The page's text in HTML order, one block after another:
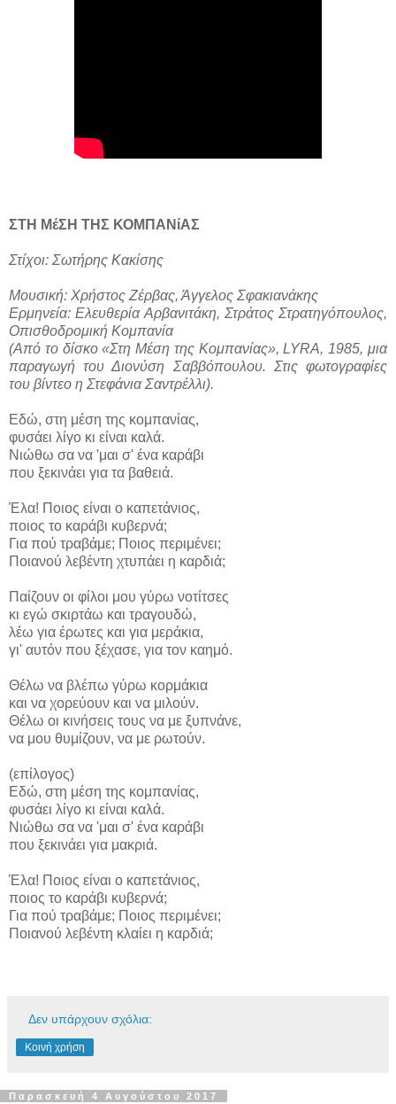
ΣΤΗ ΜέΣΗ ΤΗΣ ΚΟΜΠΑΝίΑΣ
Στίχοι: Σωτήρης Κακίσης
Μουσική: Χρήστος Ζέρβας, Άγγελος Σφακιανάκης
Ερμηνεία: Ελευθερία Αρβανιτάκη, Στράτος Στρατηγόπουλος,
Οπισθοδρομική Κομπανία
(Από το δίσκο «Στη Μέση της Κομπανίας», LYRA, 1985, μια
παραγωγή του Διονύση Σαββόπουλου. Στις φωτογραφίες
του βίντεο η Στεφάνια Σαντρέλλι).
Εδώ, στη μέση της κομπανίας,
φυσάει λίγο κι είναι καλά.
Νιώθω σα να 'μαι σ' ένα καράβι
που ξεκινάει για τα βαθειά.
Έλα! Ποιος είναι ο καπετάνιος,
ποιος το καράβι κυβερνά;
Για πού τραβάμε; Ποιος περιμένει;
Ποιανού λεβέντη χτυπάει η καρδιά;
Παίζουν οι φίλοι μου γύρω νοτίτσες
κι εγώ σκιρτάω και τραγουδώ,
λέω για έρωτες και για μεράκια,
γι' αυτόν που ξέχασε, για τον καημό.
Θέλω να βλέπω γύρω κορμάκια
και να χορεύουν και να μιλούν.
Θέλω οι κινήσεις τους να με ξυπνάνε,
να μου θυμίζουν, να με ρωτούν.
(επίλογος)
Εδώ, στη μέση της κομπανίας,
φυσάει λίγο κι είναι καλά.
Νιώθω σα να 'μαι σ' ένα καράβι
που ξεκινάει για μακριά.
Έλα! Ποιος είναι ο καπετάνιος,
ποιος το καράβι κυβερνά;
Για πού τραβάμε; Ποιος περιμένει;
Ποιανού λεβέντη κλαίει η καρδιά;
Δεν υπάρχουν σχόλια:
Κοινή χρήση
Παρασκευή 4 Αυγούστου 2017